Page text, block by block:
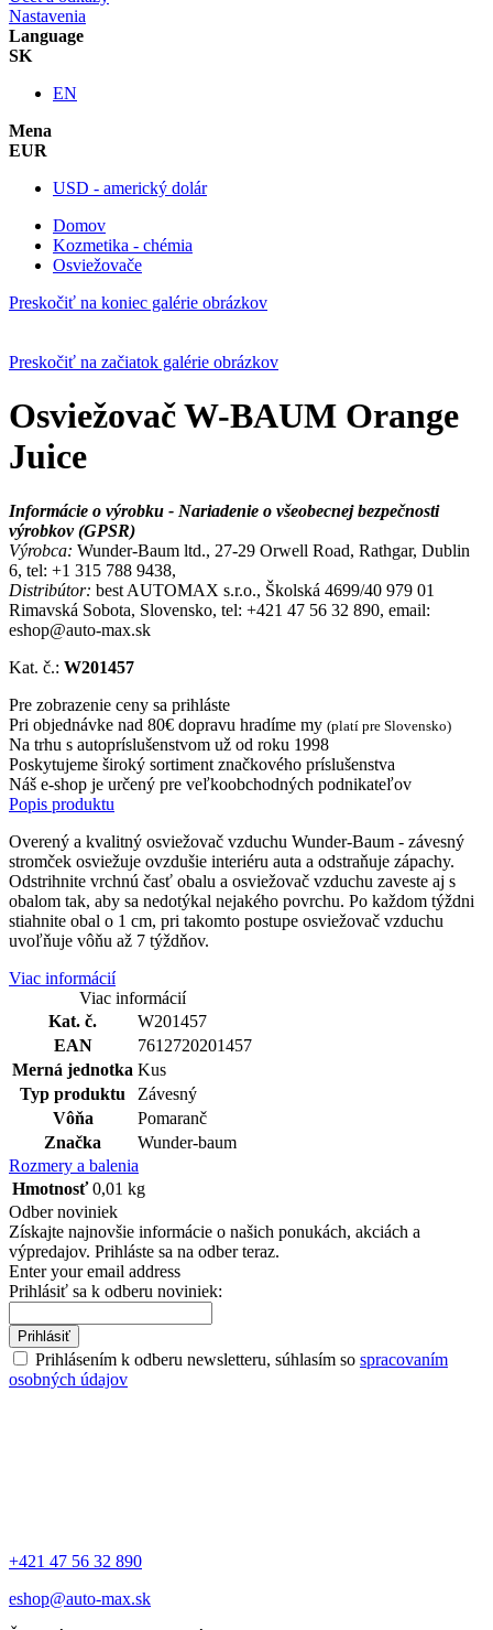
Nastavenia
Language
SK
EN
Mena
EUR
USD - americký dolár
Domov
Kozmetika - chémia
Osviežovače
Preskočiť na koniec galérie obrázkov
Preskočiť na začiatok galérie obrázkov
Osviežovač W-BAUM Orange
Juice
Informácie o výrobku - Nariadenie o všeobecnej bezpečnosti
výrobkov (GPSR)
Výrobca: Wunder-Baum ltd., 27-29 Orwell Road, Rathgar, Dublin
6, tel: +1 315 788 9438,
Distribútor: best AUTOMAX s.r.o., Školská 4699/40 979 01
Rimavská Sobota, Slovensko, tel: +421 47 56 32 890, email:
eshop@auto-max.sk
Kat. č.: W201457
Pre zobrazenie ceny sa prihláste
Pri objednávke nad 80€ dopravu hradíme my (platí pre Slovensko)
Na trhu s autopríslušenstvom už od roku 1998
Poskytujeme široký sortiment značkového príslušenstva
Náš e-shop je určený pre veľkoobchodných podnikateľov
Popis produktu
Overený a kvalitný osviežovač vzduchu Wunder-Baum - závesný
stromček osviežuje ovzdušie interiéru auta a odstraňuje zápachy.
Odstrihnite vrchnú časť obalu a osviežovač vzduchu zaveste aj s
obalom tak, aby sa nedotýkal nejakého povrchu. Po každom týždni
stiahnite obal o 1 cm, pri takomto postupe osviežovač vzduchu
uvoľňuje vôňu až 7 týždňov.
Viac informácií
Viac informácií
Kat. č.
W201457
EAN
7612720201457
Merná jednotka Kus
Typ produktu
Závesný
Vôňa
Pomaranč
Značka
Wunder-baum
Rozmery a balenia
Hmotnosť 0,01 kg
Odber noviniek
Získajte najnovšie informácie o našich ponukách, akciách a
výpredajov. Prihláste sa na odber teraz.
Enter your email address
Prihlásiť sa k odberu noviniek:
Prihlásiť
Prihlásením k odberu newsletteru, súhlasím so spracovaním
osobných údajov
+421 47 56 32 890
eshop@auto-max.sk